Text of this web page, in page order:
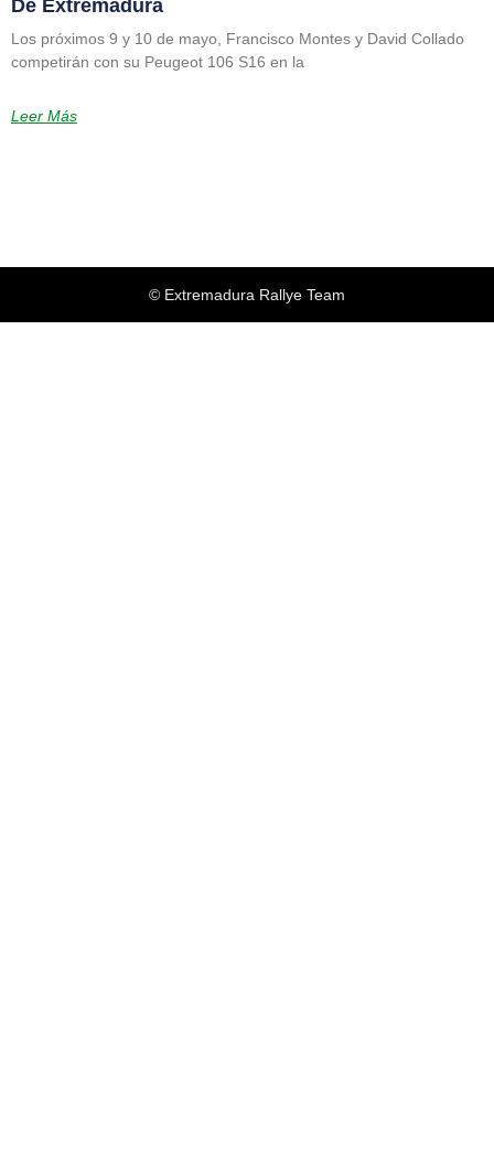
De Extremadura
Los próximos 9 y 10 de mayo, Francisco Montes y David Collado
competirán con su Peugeot 106 S16 en la
Leer Más
© Extremadura Rallye Team